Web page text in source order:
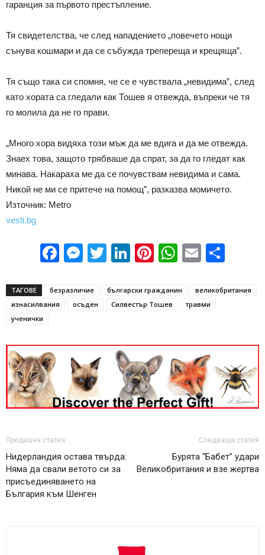
гаранция за първото престъпление.
Тя свидетелства, че след нападението „повечето нощи
сънува кошмари и да се събужда трепереща и крещяща”.
Тя също така си спомня, че се е чувствала „невидима”, след
като хората са гледали как Тошев я отвежда, въпреки че тя
го молила да не го прави.
„Много хора видяха този мъж да ме вдига и да ме отвежда.
Знаех това, защото трябваше да спрат, за да го гледат как
минава. Накараха ме да се почувствам невидима и сама.
Никой не ми се притече на помощ”, разказва момичето.
Източник: Metro
vesti.bg
Facebook
Messenger
Twitter
LinkedIn
Pinterest
WhatsApp
Email
ТАГОВЕ безразличие български гражданин
великобритания
изнасилвания
осъден Силвестър Тошев
травми
ученички
Предишна статия
Нидерландия остава твърда:
Няма да свали ветото си за
присъединяването на
България към Шенген
Следваща статия
Бурята “Бабет” удари
Великобритания и взе жертва